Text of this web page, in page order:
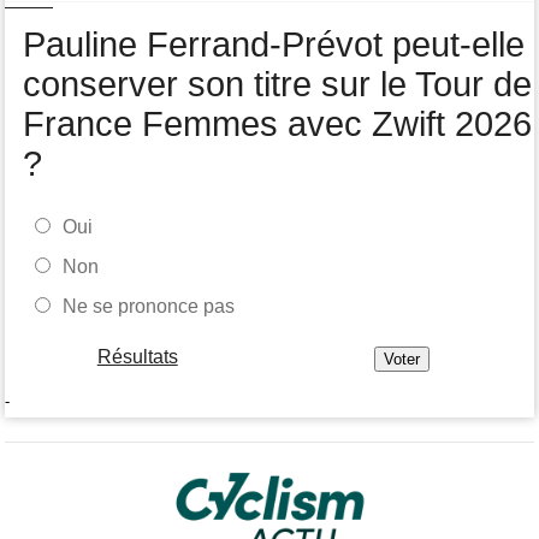
Pauline Ferrand-Prévot peut-elle
conserver son titre sur le Tour de
France Femmes avec Zwift 2026
?
Oui
Non
Ne se prononce pas
Résultats
-